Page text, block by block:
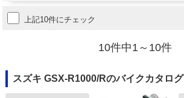
上記10件にチェック
10件中1～10件
スズキ GSX-R1000/Rのバイクカタログ